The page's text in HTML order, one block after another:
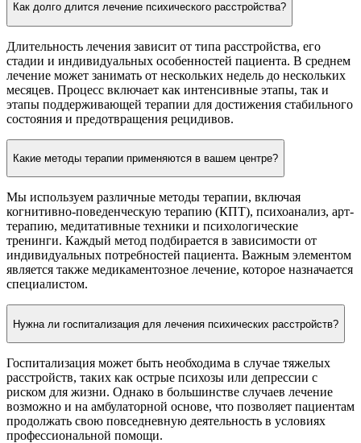
Как долго длится лечение психического расстройства?
Длительность лечения зависит от типа расстройства, его
стадии и индивидуальных особенностей пациента. В среднем
лечение может занимать от нескольких недель до нескольких
месяцев. Процесс включает как интенсивные этапы, так и
этапы поддерживающей терапии для достижения стабильного
состояния и предотвращения рецидивов.
Какие методы терапии применяются в вашем центре?
Мы используем различные методы терапии, включая
когнитивно-поведенческую терапию (КПТ), психоанализ, арт-
терапию, медитативные техники и психологические
тренинги. Каждый метод подбирается в зависимости от
индивидуальных потребностей пациента. Важным элементом
является также медикаментозное лечение, которое назначается
специалистом.
Нужна ли госпитализация для лечения психических расстройств?
Госпитализация может быть необходима в случае тяжелых
расстройств, таких как острые психозы или депрессии с
риском для жизни. Однако в большинстве случаев лечение
возможно и на амбулаторной основе, что позволяет пациентам
продолжать свою повседневную деятельность в условиях
профессиональной помощи.